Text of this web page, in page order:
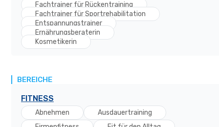
Fachtrainer für Rückentraining
Fachtrainer für Sportrehabilitation
Entspannungstrainer
Ernährungsberaterin
Kosmetikerin
BEREICHE
FITNESS
Abnehmen
Ausdauertraining